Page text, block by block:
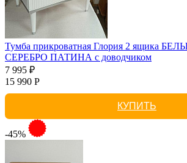
Тумба прикроватная Глория 2 ящика
СЕРЕБРО ПАТИНА с доводчиком
7 995 ₽
15 990 Р
КУПИТЬ
-45%